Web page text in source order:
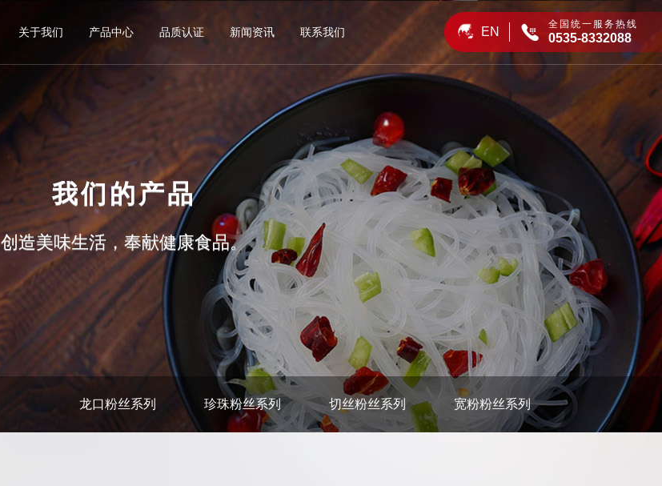
关于我们 产品中心 品质认证 新闻资讯 联系我们 EN  全国统一服务热线
0535-8332088
我们的产品
创造美味生活，奉献健康食品。
龙口粉丝系列 珍珠粉丝系列 切丝粉丝系列 宽粉粉丝系列